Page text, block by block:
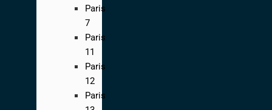
Paris
7
Paris
11
Paris
12
Paris